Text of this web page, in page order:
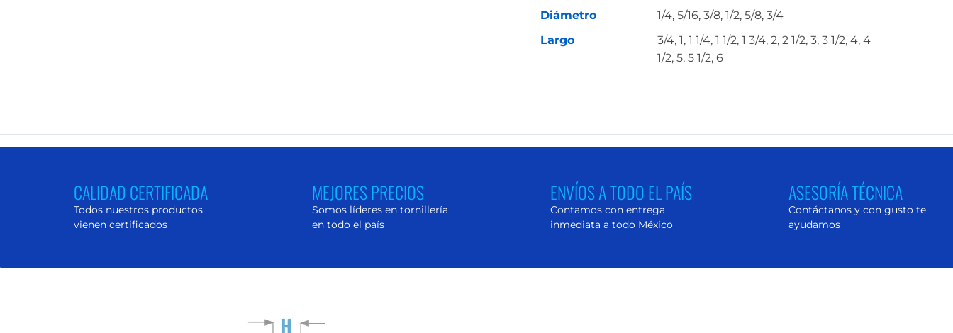
Diámetro
1/4, 5/16, 3/8, 1/2, 5/8, 3/4
Largo
3/4, 1, 1 1/4, 1 1/2, 1 3/4, 2, 2 1/2, 3, 3 1/2, 4, 4
1/2, 5, 5 1/2, 6
CALIDAD CERTIFICADA
Todos nuestros productos
vienen certificados
MEJORES PRECIOS
Somos líderes en tornillería
en todo el país
ENVÍOS A TODO EL PAÍS
Contamos con entrega
inmediata a todo México
ASESORÍA TÉCNICA
Contáctanos y con gusto te
ayudamos